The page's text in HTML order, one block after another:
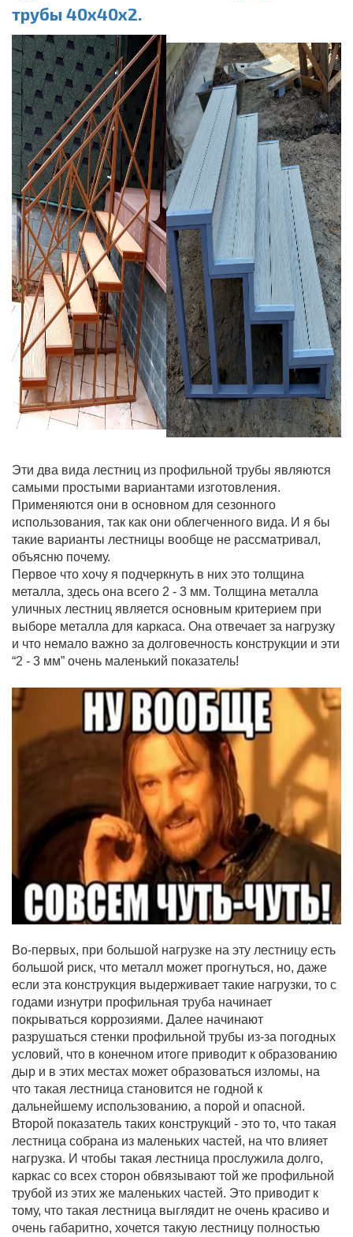
трубы 40х40х2.
Эти два вида лестниц из профильной трубы являются
самыми простыми вариантами изготовления.
Применяются они в основном для сезонного
использования, так как они облегченного вида. И я бы
такие варианты лестницы вообще не рассматривал,
объясню почему.
Первое что хочу я подчеркнуть в них это толщина
металла, здесь она всего 2 - 3 мм. Толщина металла
уличных лестниц является основным критерием при
выборе металла для каркаса. Она отвечает за нагрузку
и что немало важно за долговечность конструкции и эти
“2 - 3 мм” очень маленький показатель!
Во-первых, при большой нагрузке на эту лестницу есть
большой риск, что металл может прогнуться, но, даже
если эта конструкция выдерживает такие нагрузки, то с
годами изнутри профильная труба начинает
покрываться коррозиями. Далее начинают
разрушаться стенки профильной трубы из-за погодных
условий, что в конечном итоге приводит к образованию
дыр и в этих местах может образоваться изломы, на
что такая лестница становится не годной к
дальнейшему использованию, а порой и опасной.
Второй показатель таких конструкций - это то, что такая
лестница собрана из маленьких частей, на что влияет
нагрузка. И чтобы такая лестница прослужила долго,
каркас со всех сторон обвязывают той же профильной
трубой из этих же маленьких частей. Это приводит к
тому, что такая лестница выглядит не очень красиво и
очень габаритно, хочется такую лестницу полностью